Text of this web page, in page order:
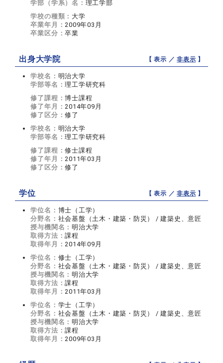
学部（学系）名： 理工学部
学校の種類： 大学
卒業年月：2009年03月
卒業区分：卒業
出身大学院 【 表示 ／非表示 】
学校名： 明治大学
学部等名：理工学研究科
修了課程：博士課程
修了年月：2014年09月
修了区分：修了
学校名： 明治大学
学部等名：理工学研究科
修了課程：修士課程
修了年月：2011年03月
修了区分：修了
学位 【 表示 ／非表示 】
学位名： 博士（工学）
分野名： 社会基盤（土木・建築・防災） / 建築史、意匠
授与機関名：明治大学
取得方法：課程
取得年月：2014年09月
学位名： 修士（工学）
分野名： 社会基盤（土木・建築・防災） / 建築史、意匠
授与機関名：明治大学
取得方法：課程
取得年月：2011年03月
学位名： 学士（工学）
分野名： 社会基盤（土木・建築・防災） / 建築史、意匠
授与機関名：明治大学
取得方法：課程
取得年月：2009年03月